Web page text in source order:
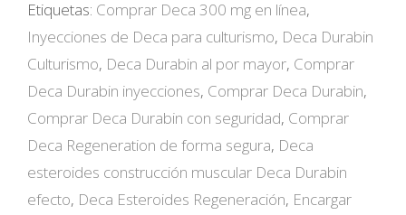
Etiquetas: Comprar Deca 300 mg en línea,
Inyecciones de Deca para culturismo, Deca Durabin
Culturismo, Deca Durabin al por mayor, Comprar
Deca Durabin inyecciones, Comprar Deca Durabin,
Comprar Deca Durabin con seguridad, Comprar
Deca Regeneration de forma segura, Deca
esteroides construcción muscular Deca Durabin
efecto, Deca Esteroides Regeneración, Encargar